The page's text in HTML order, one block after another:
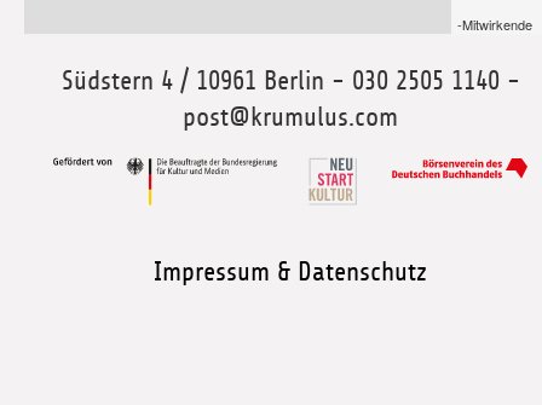
-Mitwirkende
Südstern 4 / 10961 Berlin - 030 2505 1140 -
post@krumulus.com
Impressum & Datenschutz